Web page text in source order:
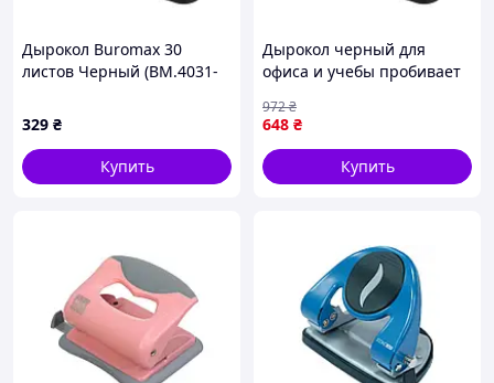
Дырокол Buromax 30
листов Черный (BM.4031-
329 ₴
Купить
Дырокол черный для
офиса и учебы пробивает
контейнером для отходов
FLAME
648 ₴
972₴
Купить